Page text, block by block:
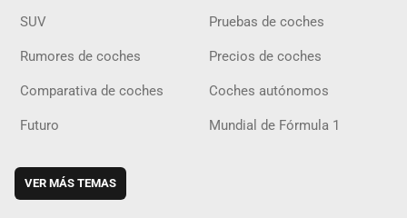
SUV Pruebas de coches
Rumores de coches Precios de coches
Comparativa de coches Coches autónomos
Futuro Mundial de Fórmula 1
VER MÁS TEMAS